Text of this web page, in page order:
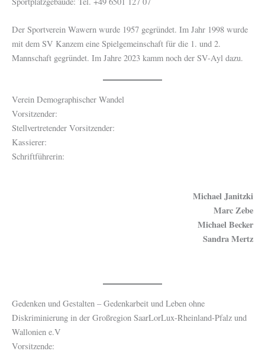
Der Sportverein Wawern wurde 1957 gegründet. Im Jahr 1998 wurde
mit dem SV Kanzem eine Spielgemeinschaft für die 1. und 2.
Mannschaft gegründet. Im Jahre 2023 kamm noch der SV-Ayl dazu.
Verein Demographischer Wandel
Vorsitzender:
Stellvertretender Vorsitzender:
Kassierer:
Schriftführerin:
MichaelJanitzki
Marc Zebe
Michael Becker
Sandra Mertz
Gedenken und Gestalten – Gedenkarbeit und Leben ohne
Diskriminierung in der Großregion SaarLorLux-Rheinland-Pfalz und
Wallonien e.V
Vorsitzende: